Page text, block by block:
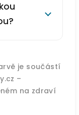
je součástí
–
na zdraví